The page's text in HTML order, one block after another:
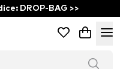
DROP-BAG >>